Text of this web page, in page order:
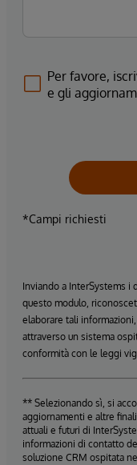
Per favore,
e gli
*Campi richiesti
Inviando a InterSystems i
questo modulo,
elaborare tali
attraverso un sistema
conformità con le leggi
** Selezionando sì, si
aggiornamenti e altre
attuali e futuri di
informazioni di contatto
soluzione CRM ospitata